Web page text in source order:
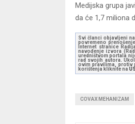
Medijska grupa
da će 1,7 miliona
Svi članci objavljeni
povremeno
Internet stranice
navođenje izvora
uredništvom portala
rad svojih autora.
ovim pravilima, protiv
korištenja kliknite na
COVAX MEHANIZAM